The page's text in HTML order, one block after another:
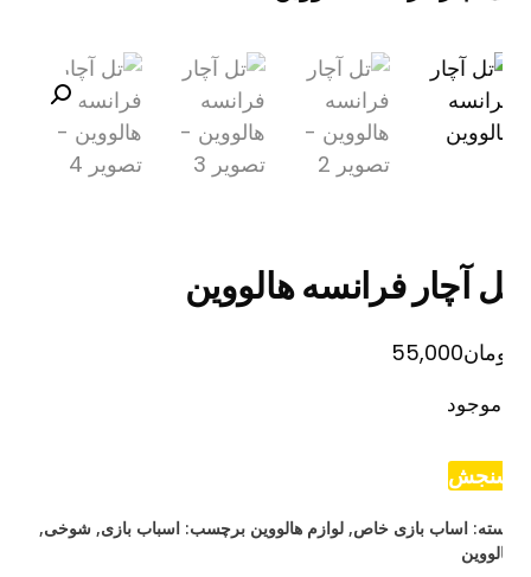
آچار فرانسه هالووین
55,000
اساب بازی خاص,لوازم هالووین برچسب:اسباب بازی,شوخی,